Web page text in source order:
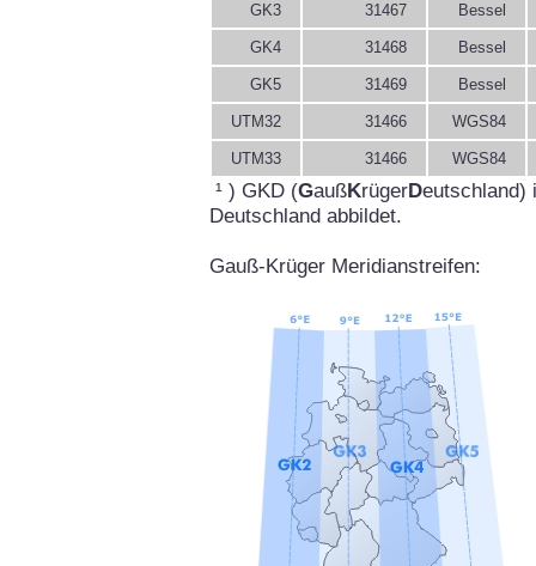
GK3 31467 Bessel
GK4 31468 Bessel
GK5 31469 Bessel
UTM32 31466 WGS84
UTM33 31466 WGS84
¹ ) GKD (GaußKrügerDeutschland)
Deutschland abbildet.
Gauß-Krüger Meridianstreifen: